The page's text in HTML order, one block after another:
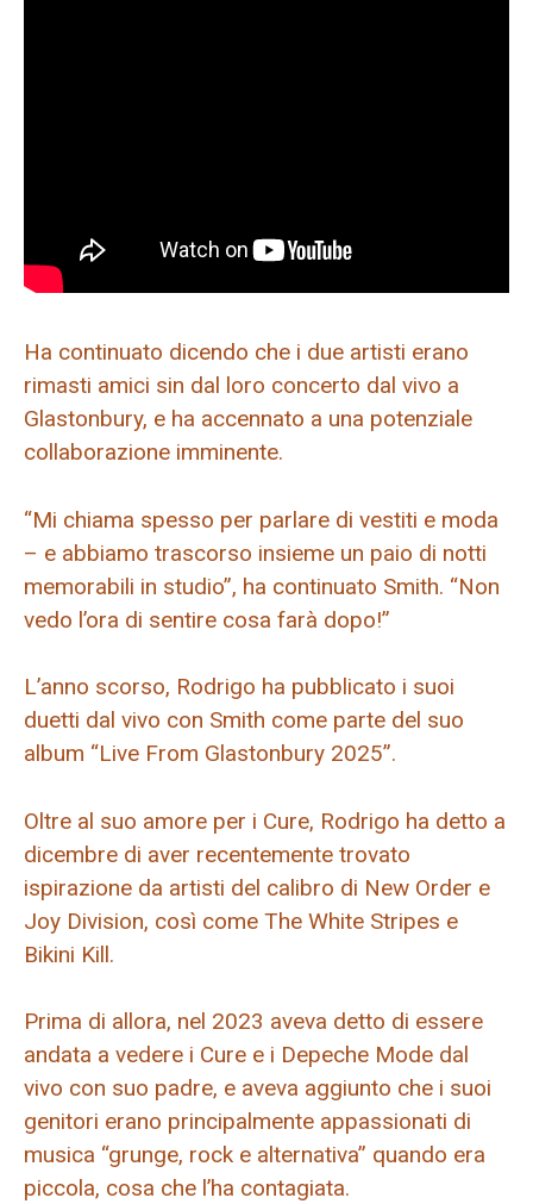
Ha continuato dicendo che i due artisti erano
rimasti amici sin dal loro concerto dal vivo a
Glastonbury, e ha accennato a una potenziale
collaborazione imminente.
“Mi chiama spesso per parlare di vestiti e moda
– e abbiamo trascorso insieme un paio di notti
memorabili in studio”, ha continuato Smith. “Non
vedo l’ora di sentire cosa farà dopo!”
L’anno scorso, Rodrigo ha pubblicato i suoi
duetti dal vivo con Smith come parte del suo
album “Live From Glastonbury 2025”.
Oltre al suo amore per i Cure, Rodrigo ha detto a
dicembre di aver recentemente trovato
ispirazione da artisti del calibro di New Order e
Joy Division, così come The White Stripes e
Bikini Kill.
Prima di allora, nel 2023 aveva detto di essere
andata a vedere i Cure e i Depeche Mode dal
vivo con suo padre, e aveva aggiunto che i suoi
genitori erano principalmente appassionati di
musica “grunge, rock e alternativa” quando era
piccola, cosa che l’ha contagiata.